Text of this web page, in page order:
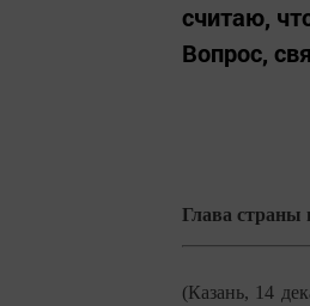
считаю,
Вопрос,
Глава страны
(Казань, 14